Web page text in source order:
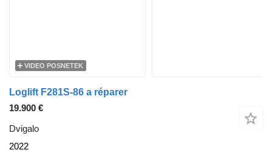
VIDEO POSNETEK
Loglift F281S-86 a réparer
19.900 €
Dvigalo
2022